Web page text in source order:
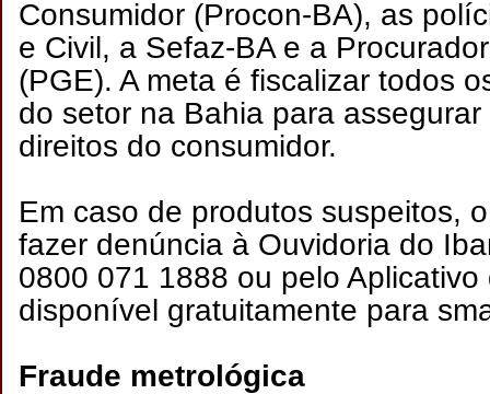
Consumidor (Procon-BA), as
e Civil, a Sefaz-BA e a
(PGE). A meta é fiscalizar todos
do setor na Bahia para
direitos do consumidor.
Em caso de produtos suspeitos,
fazer denúncia à Ouvidoria do
0800 071 1888 ou pelo
disponível gratuitamente para
Fraude metrológica